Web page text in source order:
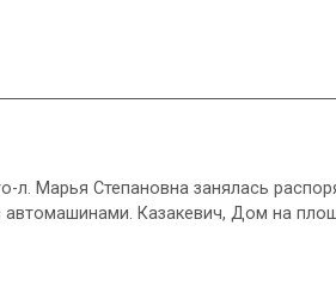
Марья Степановна занялась
автомашинами. Казакевич, Дом на